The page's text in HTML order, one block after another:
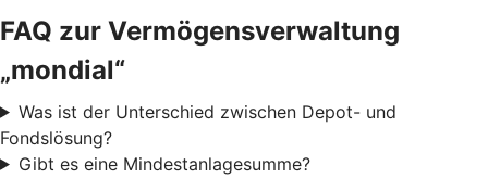
FAQ zur Vermögensverwaltung
„mondial“
Was ist der Unterschied zwischen Depot- und
Fondslösung?
Gibt es eine Mindestanlagesumme?